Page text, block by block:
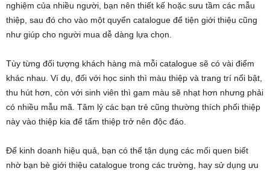
nghiệm của nhiều người, bạn nên thiết kế hoặc sưu tầm các mẫu
thiệp, sau đó cho vào một quyển catalogue để tiện giới thiệu cũng
như giúp cho người mua dễ dàng lựa chọn.
Tùy từng đối tượng khách hàng mà mỗi catalogue sẽ có vài điểm
khác nhau. Ví dụ, đối với học sinh thì màu thiệp và trang trí nổi bật,
thu hút hơn, còn với sinh viên thì gam màu sẽ nhạt hơn nhưng phải
có nhiều mẫu mã. Tâm lý các bạn trẻ cũng thường thích phối thiệp
này vào thiệp kia để tấm thiệp trở nên độc đáo.
Để kinh doanh hiệu quả, bạn có thể tận dụng các mối quen biết
nhờ bạn bè giới thiệu catalogue trong các trường, hay sử dụng ưu